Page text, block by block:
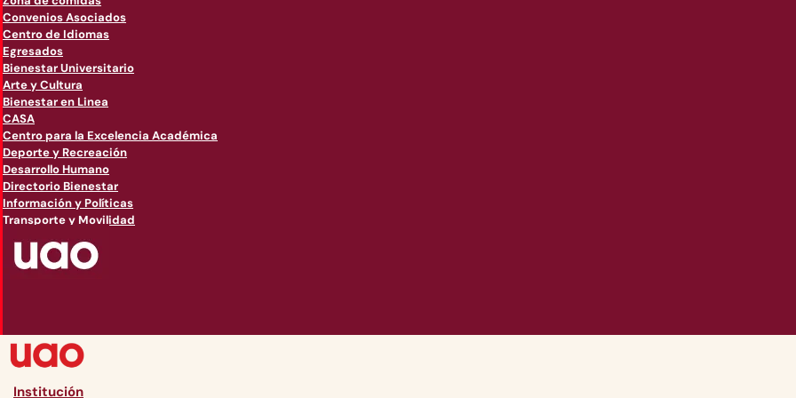
Convenios Asociados
Centro de Idiomas
Egresados
Bienestar Universitario
Arte y Cultura
Bienestar en Linea
CASA
Centro para la Excelencia Académica
Deporte y Recreación
Desarrollo Humano
Directorio Bienestar
Información y Políticas
Transporte y Movilidad
Institución